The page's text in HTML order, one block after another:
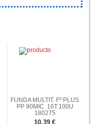
FUNDA MULTIT. Fº PLUS
PP 90MIC. 16T.100U
180275
10.39 €